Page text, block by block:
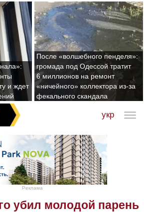
и ждет
После «волшебного пенделя»:
громада под Одессой тратит
6 миллионов на ремонт
«ничейного» коллектора из-за
фекального скандала
укр
Реклама
убил молодой парень